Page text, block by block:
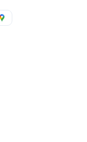
ます。